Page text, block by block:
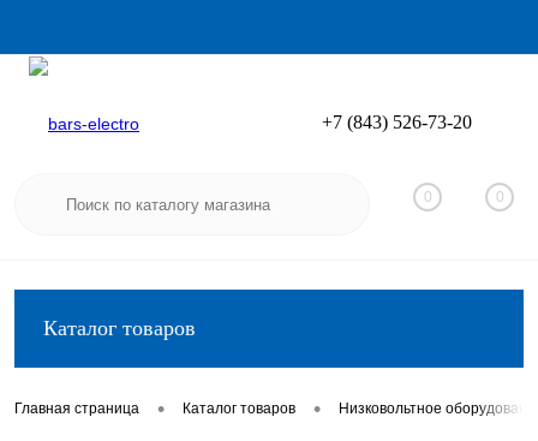
Вход
+7 (843) 526-73-20
0 0
Каталог товаров
Главная страница • Каталог товаров • Низковольтное